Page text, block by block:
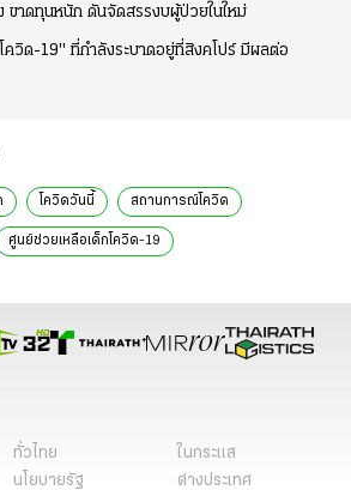
ขาดทุนหนัก ดันจัดสรรงบผู้ป่วยในใหม่
วิด-19" ที่กำลังระบาดอยู่ที่สิงคโปร์ มีผลต่อ
โควิดวันนี้ สถานการณ์โควิด
ศูนย์ช่วยเหลือเด็กโควิด-19
ทั่วไทย
ในกระแส
นโยบายรัฐ
ต่างประเทศ